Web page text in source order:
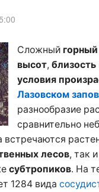
Сложный
высот,
условия
Лазовском
разнообразие
сравнительно
встречаются
лесов, так
субтропиков. На
1284 вида